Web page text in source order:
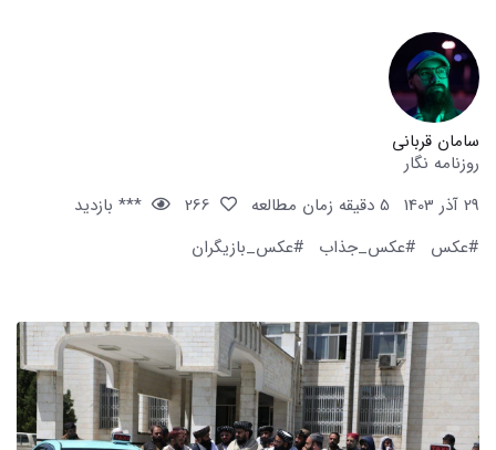
سامان قربانی
روزنامه نگار
29 آذر 1403
5 دقیقه زمان مطالعه
*** بازدید
#عکس
#عکس_جذاب #عکس_بازیگران